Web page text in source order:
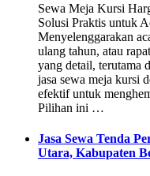
Sewa Meja Kursi
Solusi Praktis untuk
Menyelenggarakan
ulang tahun, atau
yang detail, terutama
jasa sewa meja kursi
efektif untuk
Pilihan ini …
Jasa Sewa Tenda
Utara, Kabupaten